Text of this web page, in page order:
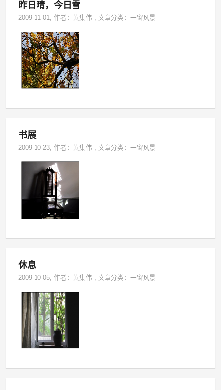
昨日晴，今日雪
2009-11-01, 作者：黄集伟 ,文章分类：一窗风景
书展
2009-10-23, 作者：黄集伟 ,文章分类：一窗风景
休息
2009-10-05, 作者：黄集伟 ,文章分类：一窗风景